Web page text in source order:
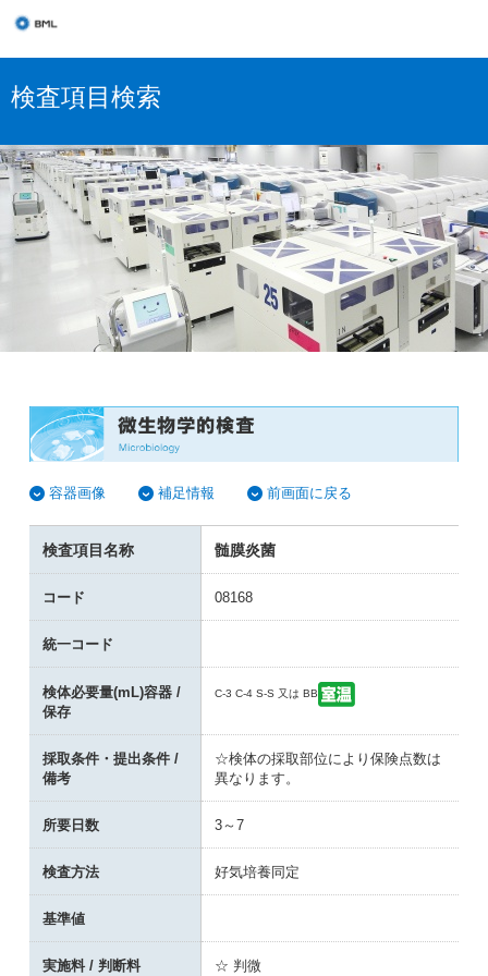
検査項目検索
容器画像 補足情報 前画面に戻る
検査項目名称 髄膜炎菌
コード 08168
統一コード
検体必要量(mL)容器 /
保存
C-3 C-4 S-S 又は BB
採取条件・提出条件 /
備考
☆検体の採取部位により保険点数は
異なります。
所要日数 3～7
検査方法 好気培養同定
基準値
実施料 / 判断料 ☆ 判微